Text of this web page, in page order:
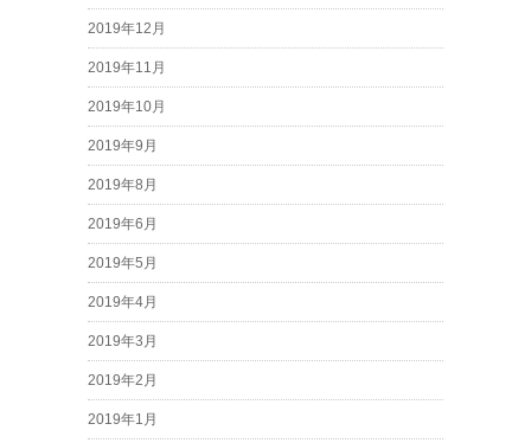
2019年12月
2019年11月
2019年10月
2019年9月
2019年8月
2019年6月
2019年5月
2019年4月
2019年3月
2019年2月
2019年1月